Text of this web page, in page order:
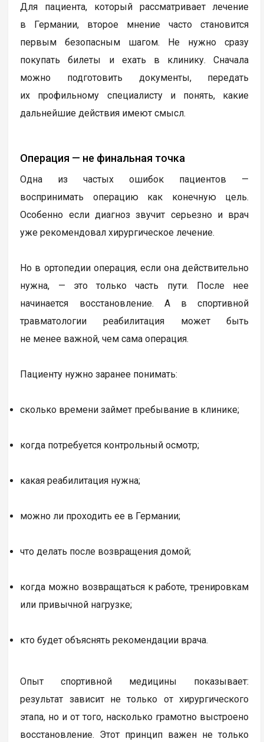
Для пациента, который рассматривает лечение
в Германии, второе мнение часто становится
первым безопасным шагом. Не нужно сразу
покупать билеты и ехать в клинику. Сначала
можно подготовить документы, передать
их профильному специалисту и понять, какие
дальнейшие действия имеют смысл.
Операция — не финальная точка
Одна из частых ошибок пациентов —
воспринимать операцию как конечную цель.
Особенно если диагноз звучит серьезно и врач
уже рекомендовал хирургическое лечение.
Но в ортопедии операция, если она действительно
нужна, — это только часть пути. После нее
начинается восстановление. А в спортивной
травматологии реабилитация может быть
не менее важной, чем сама операция.
Пациенту нужно заранее понимать:
сколько времени займет пребывание в клинике;
когда потребуется контрольный осмотр;
какая реабилитация нужна;
можно ли проходить ее в Германии;
что делать после возвращения домой;
когда можно возвращаться к работе, тренировкам
или привычной нагрузке;
кто будет объяснять рекомендации врача.
Опыт спортивной медицины показывает:
результат зависит не только от хирургического
этапа, но и от того, насколько грамотно выстроено
восстановление. Этот принцип важен не только